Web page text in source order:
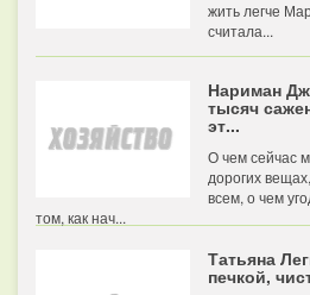
жить легче
считала...
Нариман
тысяч
эт...
О чем сейчас
дорогих
всем, о чем
том, как нач...
Татьяна
печкой,